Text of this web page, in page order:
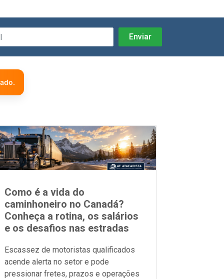
Como é a vida do
caminhoneiro no Canadá?
Conheça a rotina, os salários
e os desafios nas estradas
Escassez de motoristas qualificados
acende alerta no setor e pode
pressionar fretes, prazos e operações